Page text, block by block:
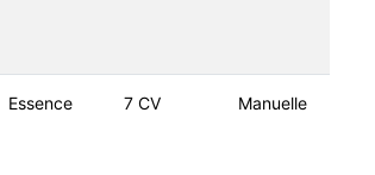
Essence 7 CV Manuelle